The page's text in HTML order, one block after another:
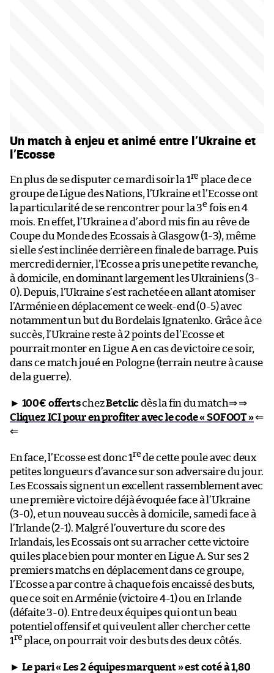
Un match à enjeu et animé entre l’Ukraine et
l’Ecosse
En plus de se disputer ce mardi soir la 1re place de ce
groupe de Ligue des Nations, l’Ukraine et l’Ecosse ont
la particularité de se rencontrer pour la 3e fois en 4
mois. En effet, l’Ukraine a d’abord mis fin au rêve de
Coupe du Monde des Ecossais à Glasgow (1-3), même
si elle s’est inclinée derrière en finale de barrage. Puis
mercredi dernier, l’Ecosse a pris une petite revanche,
à domicile, en dominant largement les Ukrainiens (3-
0). Depuis, l’Ukraine s’est rachetée en allant atomiser
l’Arménie en déplacement ce week-end (0-5) avec
notamment un but du Bordelais Ignatenko. Grâce à ce
succès, l’Ukraine reste à 2 points de l’Ecosse et
pourrait monter en Ligue A en cas de victoire ce soir,
dans ce match joué en Pologne (terrain neutre à cause
de la guerre).
► 100€ offertschezBetclicdès la fin du match⇒ ⇒
Cliquez ICI pour en profiter avec le code « SOFOOT »⇐
⇐
En face, l’Ecosse est donc 1re de cette poule avec deux
petites longueurs d’avance sur son adversaire du jour.
Les Ecossais signent un excellent rassemblement avec
une première victoire déjà évoquée face à l’Ukraine
(3-0), et un nouveau succès à domicile, samedi face à
l’Irlande (2-1). Malgré l’ouverture du score des
Irlandais, les Ecossais ont su arracher cette victoire
qui les place bien pour monter en Ligue A. Sur ses 2
premiers matchs en déplacement dans ce groupe,
l’Ecosse a par contre à chaque fois encaissé des buts,
que ce soit en Arménie (victoire 4-1) ou en Irlande
(défaite 3-0). Entre deux équipes qui ont un beau
potentiel offensif et qui veulent aller chercher cette
1re place, on pourrait voir des buts des deux côtés.
► Le pari « Les 2 équipes marquent » est coté à 1,80